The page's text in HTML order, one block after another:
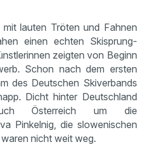
lauten Tröten und Fahnen
einen echten Skisprung-
zeigten von Beginn
Schon nach dem ersten
des Deutschen Skiverbands
Dicht hinter Deutschland
Österreich um die
Pinkelnig, die slowenischen
nicht weit weg.